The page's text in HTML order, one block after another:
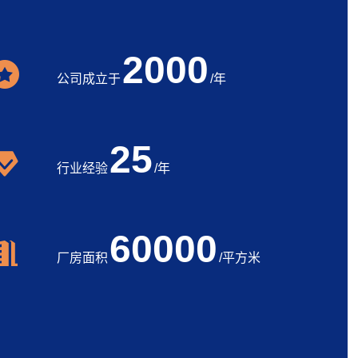
公司成立于2000 /年
行业经验25/年
厂房面积 60000 /平方米